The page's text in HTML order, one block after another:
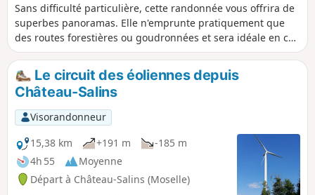
Sans difficulté particulière, cette randonnée vous offrira de
superbes panoramas. Elle n'emprunte pratiquement que
des routes forestières ou goudronnées et sera idéale en cas
de temps humide et de sols boueux.
Le circuit des éoliennes depuis
Château-Salins
Visorandonneur
15,38 km
+191 m
-185 m
4h 55
Moyenne
Départ à Château-Salins (Moselle)